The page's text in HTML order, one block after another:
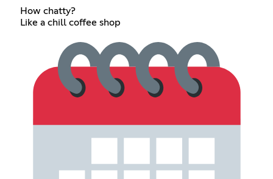
How chatty?
Like a chill coffee shop